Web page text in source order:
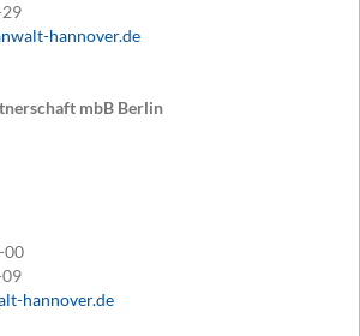
hannover.de
mbB Berlin
00
hannover.de